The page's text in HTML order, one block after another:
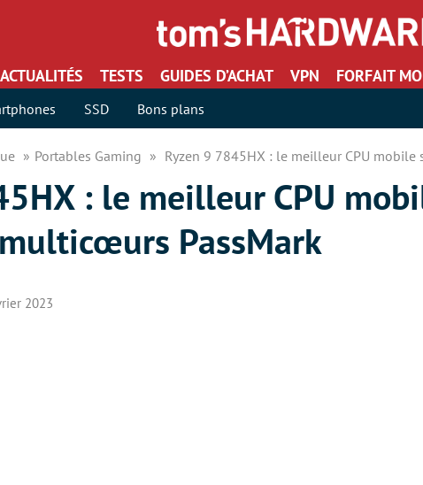
ACTUALITÉS TESTS GUIDES D’ACHAT VPN FORFAIT
SSD Bons plans
Portables Gaming Ryzen 9 7845HX : le meilleur CPU
: le meilleur CPU
PassMark
2023